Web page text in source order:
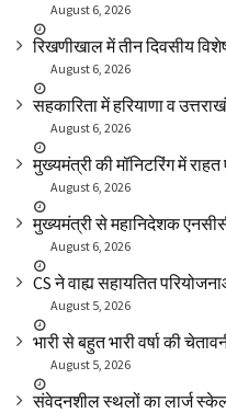
August 6, 2026
रिखणीखाल में तीन दिवसीय
August 6, 2026
सहकारिता में हरियाणा व
August 6, 2026
मुख्यमंत्री की मॉनिटरिंग में राहत
August 6, 2026
मुख्यमंत्री से महानिदेशक
August 6, 2026
CS ने वाह्य सहायतित
August 5, 2026
भारी से बहुत भारी वर्षा की
August 5, 2026
संवेदनशील स्थलों का लार्ज स्केल